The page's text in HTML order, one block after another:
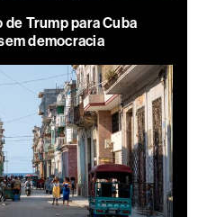
de Trump para Cuba
democracia